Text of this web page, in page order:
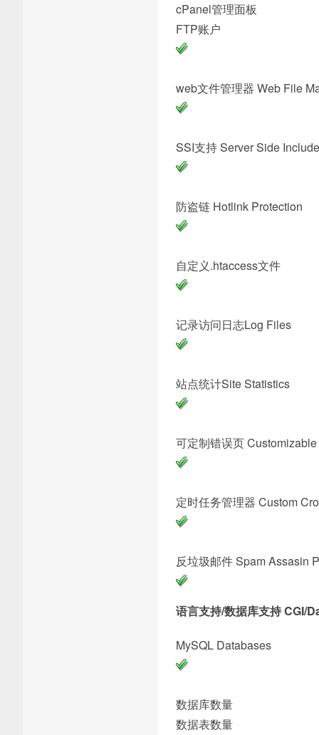
cPanel管
FTP
web文件管理器
SSI支持 Server
防盗链 Hotlink
自定义
记录访问日
站点统计Site
可定制错误页
定时任务管理器
反垃圾邮件 Spam
语言支持/数据库支持 CGI/
MySQL
数据库
数据表数